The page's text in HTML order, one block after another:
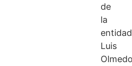
de
la
Luis
Olmedo